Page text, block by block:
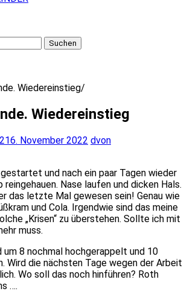
Wiedereinstieg
Wiedereinstieg
16. November 2022 dvon
und nach ein paar Tagen wieder
reingehauen. Nase laufen und dicken Hals.
das letzte Mal gewesen sein! Genau wie
und Cola. Irgendwie sind das meine
„Krisen“ zu überstehen. Sollte ich mit
muss.
um 8 nochmal hochgerappelt und 10
Wird die nächsten Tage wegen der Arbeit
Wo soll das noch hinführen? Roth
….